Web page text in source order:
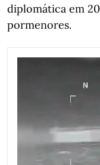
diplomática em
pormenores.